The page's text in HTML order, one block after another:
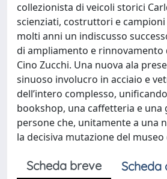
collezionista di veicoli storici
scienziati, costruttori e
molti anni un indiscusso
di ampliamento e rinnovamento
Cino Zucchi. Una nuova ala
sinuoso involucro in acciaio e
dell’intero complesso,
bookshop, una caffetteria e una
persone che, unitamente a una
la decisiva mutazione del
Scheda breve Scheda